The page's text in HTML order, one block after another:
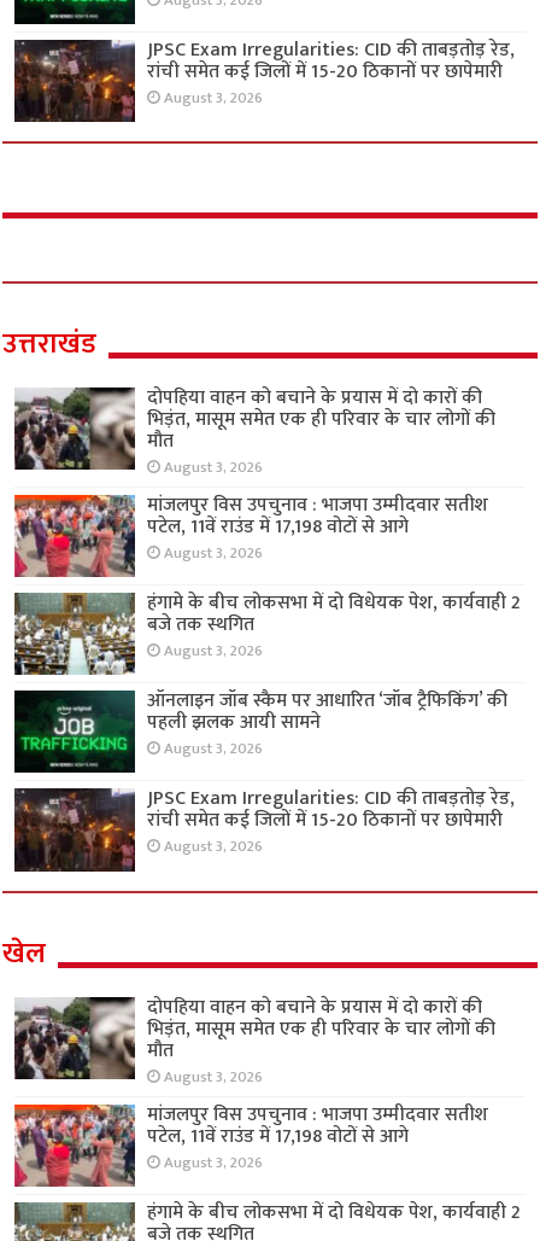
JPSC Exam Irregularities: CID की ताबड़तोड़ रेड,
रांची समेत कई जिलों में 15-20 ठिकानों पर छापेमारी
August 3, 2026
उत्तराखंड
दोपहिया वाहन को बचाने के प्रयास में दो कारों की
भिड़ंत, मासूम समेत एक ही परिवार के चार लोगों की
मौत
August 3, 2026
मांजलपुर विस उपचुनाव : भाजपा उम्मीदवार सतीश
पटेल, 11वें राउंड में 17,198 वोटों से आगे
August 3, 2026
हंगामे के बीच लोकसभा में दो विधेयक पेश, कार्यवाही 2
बजे तक स्थगित
August 3, 2026
ऑनलाइन जॉब स्कैम पर आधारित ‘जॉब ट्रैफिकिंग’ की
पहली झलक आयी सामने
August 3, 2026
JPSC Exam Irregularities: CID की ताबड़तोड़ रेड,
रांची समेत कई जिलों में 15-20 ठिकानों पर छापेमारी
August 3, 2026
खेल
दोपहिया वाहन को बचाने के प्रयास में दो कारों की
भिड़ंत, मासूम समेत एक ही परिवार के चार लोगों की
मौत
August 3, 2026
मांजलपुर विस उपचुनाव : भाजपा उम्मीदवार सतीश
पटेल, 11वें राउंड में 17,198 वोटों से आगे
August 3, 2026
हंगामे के बीच लोकसभा में दो विधेयक पेश, कार्यवाही 2
बजे तक स्थगित